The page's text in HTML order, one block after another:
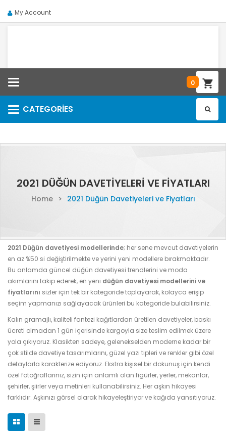
My Account
0
CATEGORIES
Categories
2021 DÜĞÜN DAVETIYELERI VE FIYATLARI
Home > 2021 Düğün Davetiyeleri ve Fiyatları
2021 Düğün davetiyesi modellerinde; her sene mevcut davetiyelerin
en az %50 si değiştirilmekte ve yerini yeni modellere bırakmaktadır.
Bu anlamda güncel düğün davetiyesi trendlerini ve moda
akımlarını takip ederek, en yeni düğün davetiyesi modellerini ve
fiyatlarını sizler için tek bir kategoride toplayarak, kolayca erişip
seçim yapmanızı sağlayacak ürünleri bu kategoride bulabilirsiniz.
Kalın gramajlı, kaliteli fantezi kağıtlardan üretilen davetiyeler, baskı
ücreti olmadan 1 gün içerisinde kargoyla size teslim edilmek üzere
yola çıkıyoruz. Klasikten sadeye, gelenekselden moderne kadar bir
çok stilde davetiye tasarımlarını, güzel yazı tipleri ve renkler gibi özel
detaylarla karakterize ediyoruz. Ekstra kişisel bir dokunuş için kendi
özel fotoğraflarınız, sizin için anlamlı olan figürler, yerler, mekanlar,
şehirler, şiirler veya metinleri kullanabilirsiniz. Her aşkın hikayesi
farklıdır. Aşkınızı görsel olarak hikayeleştiriyor ve kağıda yansıtıyoruz.